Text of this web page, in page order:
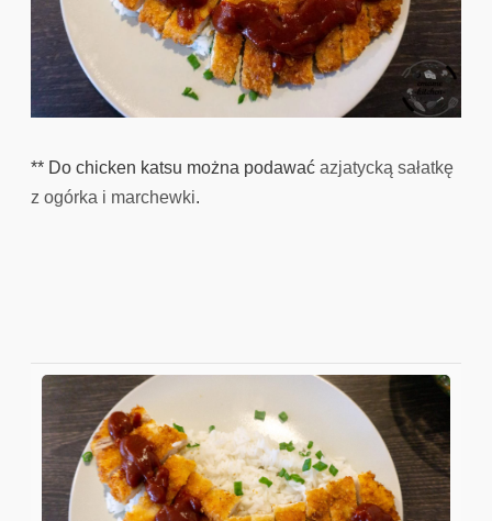
** Do chicken katsu można podawać azjatycką sałatkę
z ogórka i marchewki.